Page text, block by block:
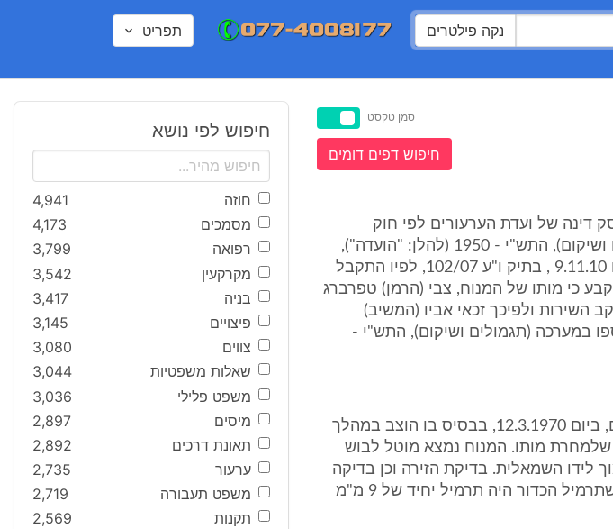
נקה פילטרים תפריט
סמן טקסט
חיפוש דפים דומים
דינה של ועדת הערעורים לפי חוק
משפחות חיילים שנספו במערכה (תגמולים ושיקום), התש"י - 1950 (להלן: "הועדה"),
בראשות ס. הנשיא כב' השופט י. וגנר, מיום 9.11.10 , בתיק ו"ע 102/07, לפיו התקבל
כי מותו של המנוח, צבי (הרמן) טפרברג
השירות ולפיכך זכאי אביו (המשיב)
במערכה (תגמולים ושיקום), התש"י -
המנוח היה יליד 1945 ונמצא ללא רוח חיים, ביום 12.3.1970, בבסיס בו הוצב במהלך
שלמחרת מותו. המנוח נמצא מוטל לבוש
לידו השמאלית. בדיקת הזירה וכן בדיקה
בליסטית אישרה שהמנוח נורה מנשק זה כשתרמיל הכדור היה תרמיל יחיד של 9 מ"מ
חיפוש לפי נושא
חוזה
4,941
מסמכים
4,173
רפואה
3,799
מקרקעין
3,542
בניה
3,417
פיצויים
3,145
צווים
3,080
שאלות משפטיות
3,044
משפט פלילי
3,036
מיסים
2,897
תאונת דרכים
2,892
ערעור
2,735
משפט תעבורה
2,719
תקנות
2,569